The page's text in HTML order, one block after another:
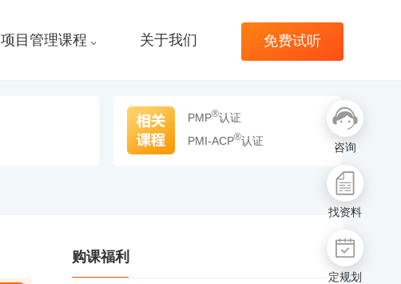
咨询
找资料
定规划
项目管理课程 关于我们 免费试听
PMP®认证
PMI-ACP®认证
购课福利